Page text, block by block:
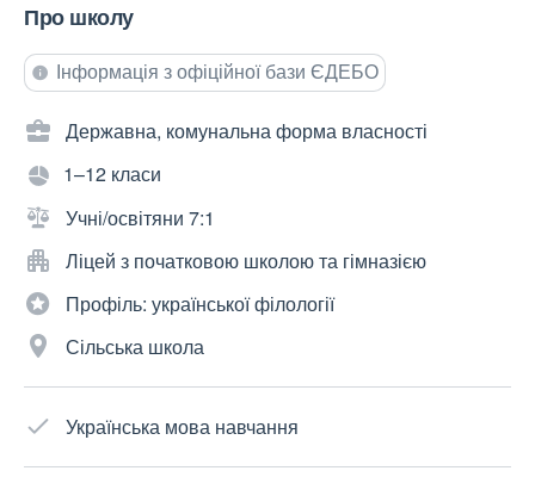
Про школу
Інформація з офіційної бази ЄДЕБО
Державна, комунальна форма власності
1–12 класи
Учні/освітяни 7:1
Ліцей з початковою школою та гімназією
Профіль: української філології
Сільська школа
Українська мова навчання